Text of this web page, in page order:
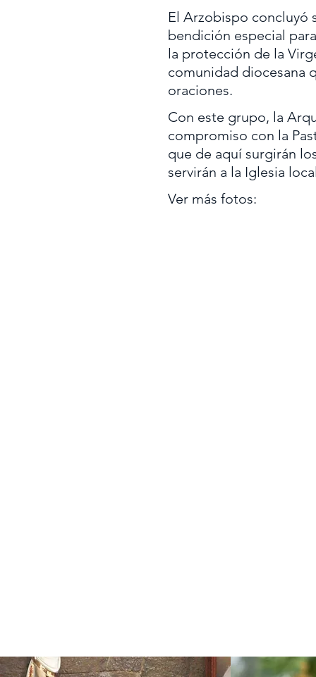
El Arzobispo concluyó
bendición especial
la protección de la
comunidad diocesana
oraciones.
Con este grupo, la
compromiso con la
que de aquí surgirán
servirán a la Iglesia
Ver más fotos: